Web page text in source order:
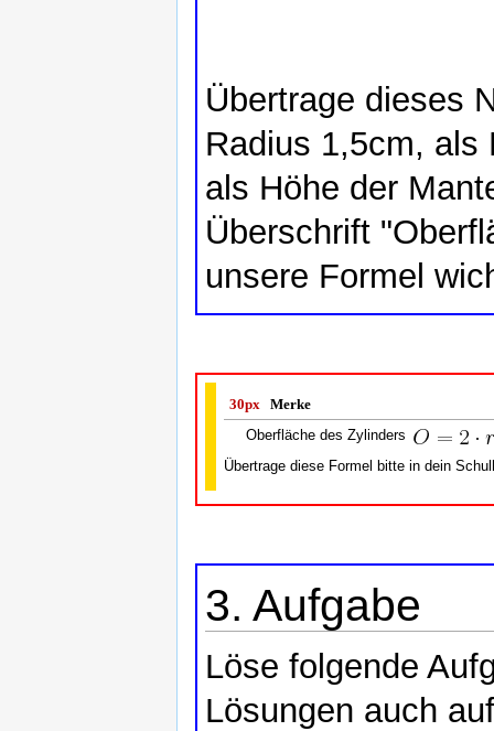
Übertrage dieses
Radius 1,5cm, als
als Höhe der
Überschrift
unsere Formel
30px Merke
Oberfläche des Zylinders
Übertrage diese Formel bitte in dein
3. Aufgabe
Löse folgende
Lösungen auch